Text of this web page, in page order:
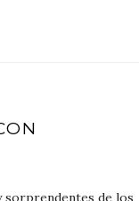
sorprendentes de los